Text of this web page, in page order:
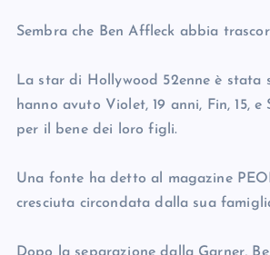
Sembra che Ben Affleck abbia
La star di Hollywood 52enne è stata
hanno avuto Violet, 19 anni, Fin, 15,
per il bene dei loro figli.
Una fonte ha detto al magazine
cresciuta circondata dalla sua